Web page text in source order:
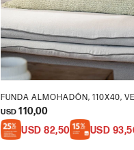
FUNDA ALMOHADÓN, 110X40,
USD 110,00
USD 82,50 USD